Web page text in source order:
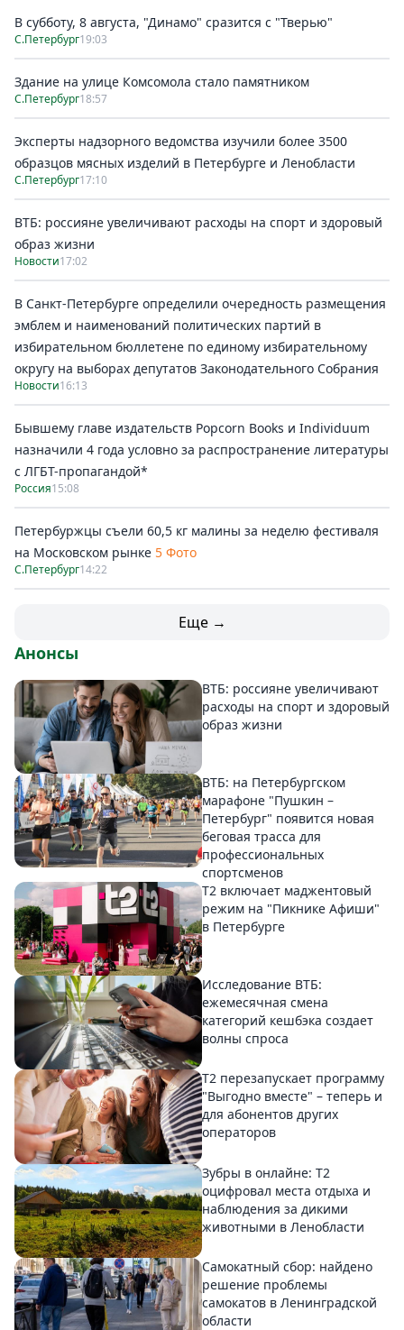
В субботу, 8 августа, "Динамо" сразится с "Тверью"
С.Петербург19:03
Здание на улице Комсомола стало памятником
С.Петербург18:57
Эксперты надзорного ведомства изучили более 3500
образцов мясных изделий в Петербурге и Ленобласти
С.Петербург17:10
ВТБ: россияне увеличивают расходы на спорт и здоровый
образ жизни
Новости17:02
В Санкт-Петербурге определили очередность размещения
эмблем и наименований политических партий в
избирательном бюллетене по единому избирательному
округу на выборах депутатов Законодательного Собрания
Новости16:13
Бывшему главе издательств Popcorn Books и Individuum
назначили 4 года условно за распространение литературы
с ЛГБТ-пропагандой*
Россия15:08
Петербуржцы съели 60,5 кг малины за неделю фестиваля
на Московском рынке 5 Фото
С.Петербург14:22
Еще →
Анонсы
ВТБ: россияне увеличивают
расходы на спорт и здоровый
образ жизни
ВТБ: на Петербургском
марафоне "Пушкин –
Петербург" появится новая
беговая трасса для
профессиональных
спортсменов
Т2 включает маджентовый
режим на "Пикнике Афиши"
в Петербурге
Исследование ВТБ:
ежемесячная смена
категорий кешбэка создает
волны спроса
Т2 перезапускает программу
"Выгодно вместе" – теперь и
для абонентов других
операторов
Зубры в онлайне: Т2
оцифровал места отдыха и
наблюдения за дикими
животными в Ленобласти
Самокатный сбор: найдено
решение проблемы
самокатов в Ленинградской
области